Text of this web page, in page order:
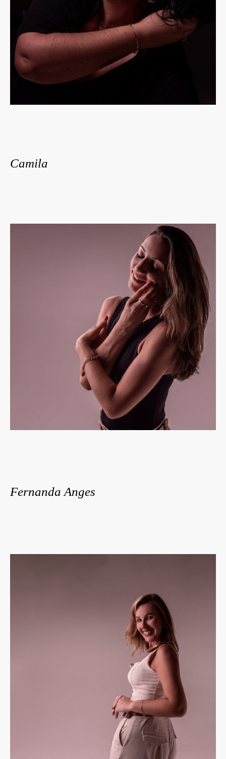
Camila
Fernanda Anges